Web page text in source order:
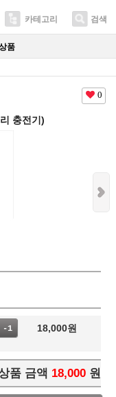
카테고리 검색
품
0
충전기)
-1 18,000원
품 금액 18,000 원